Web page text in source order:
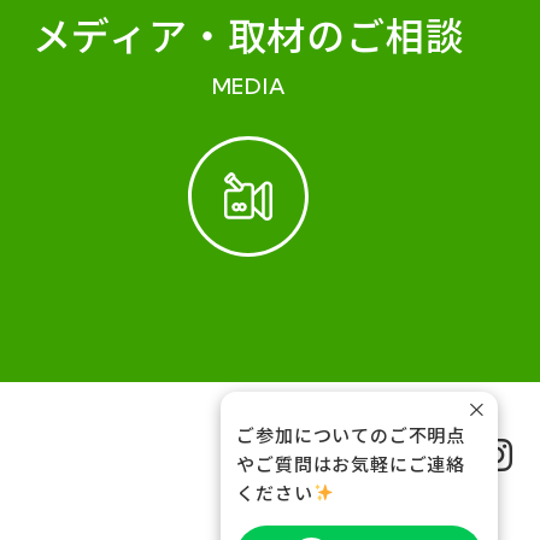
メディア・ 取材のご相談
MEDIA
FOLLOW US
ご参加についてのご不明点
やご質問はお気軽にご連絡
ください
×